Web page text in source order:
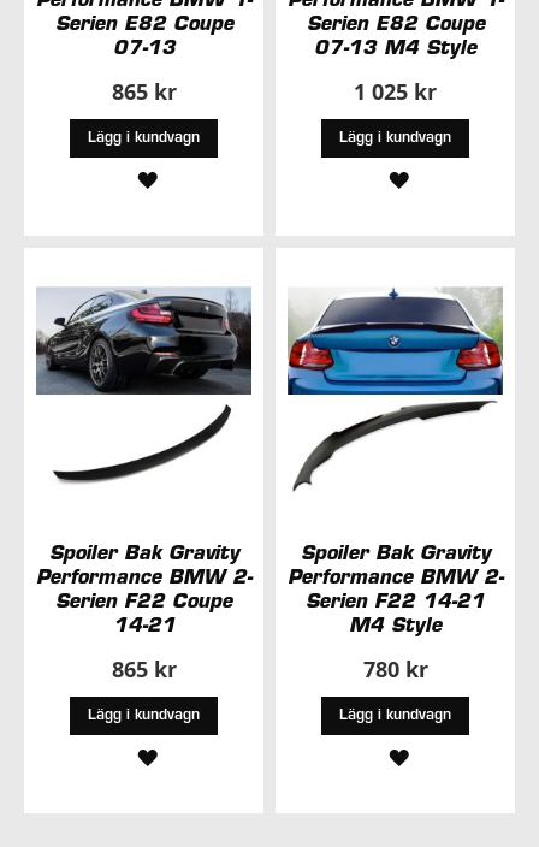
Serien E82 Coupe
07-13
865 kr
Lägg i kundvagn
LÄGG
ÖNSKELISTA
Serien E82 Coupe
07-13 M4 Style
1 025 kr
Lägg i kundvagn
LÄGG
ÖNSKELISTA
Spoiler Bak Gravity
Performance BMW 2-
Serien F22 Coupe
14-21
865 kr
Lägg i kundvagn
LÄGG
Spoiler Bak Gravity
Performance BMW 2-
Serien F22 14-21
M4 Style
780 kr
Lägg i kundvagn
LÄGG